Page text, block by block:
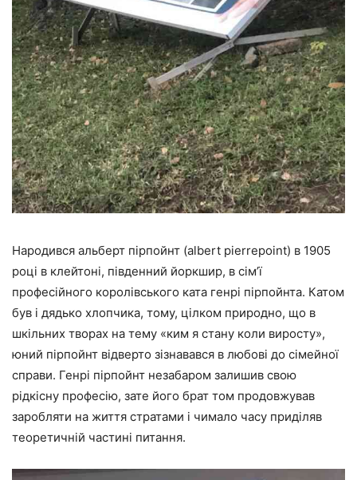
Народився альберт пірпойнт (albert pierrepoint) в 1905
році в клейтоні, південний йоркшир, в сім’ї
професійного королівського ката генрі пірпойнта. Катом
був і дядько хлопчика, тому, цілком природно, що в
шкільних творах на тему «ким я стану коли виросту»,
юний пірпойнт відверто зізнавався в любові до сімейної
справи. Генрі пірпойнт незабаром залишив свою
рідкісну професію, зате його брат том продовжував
заробляти на життя стратами і чимало часу приділяв
теоретичній частині питання.